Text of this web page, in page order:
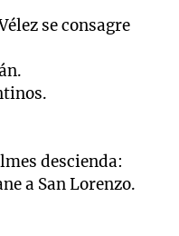
se consagre
descienda:
a San Lorenzo.